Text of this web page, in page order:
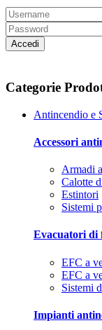
Accedi
Categorie
Antincendio e
Accessori
Armadi
Calotte
Estintori
Sistemi
Evacuatori di
EFC a
EFC a
Sistemi
Impianti